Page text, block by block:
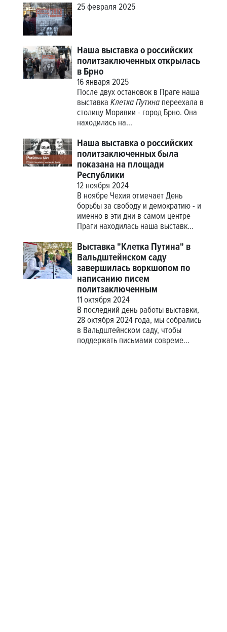
25 февраля 2025
Наша выставка о российских
политзаключенных открылась
в Брно
16 января 2025
После двух остановок в Праге наша
выставкаКлетка Путина переехала в
столицу Моравии - город Брно. Она
находилась на...
Наша выставка о российских
политзаключенных была
показана на площади
Республики
12 ноября 2024
В ноябре Чехия отмечает День
борьбы за свободу и демократию - и
именно в эти дни в самом центре
Праги находилась наша выставк...
Выставка "Клетка Путина" в
Вальдштейнском саду
завершилась воркшопом по
написанию писем
политзаключенным
11 октября 2024
В последний день работы выставки,
28 октября 2024 года, мы собрались
в Вальдштейнском саду, чтобы
поддержать письмами совреме...